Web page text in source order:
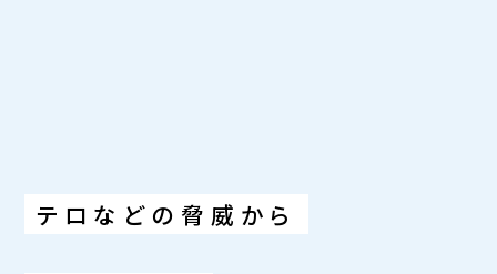
テロなどの脅威から